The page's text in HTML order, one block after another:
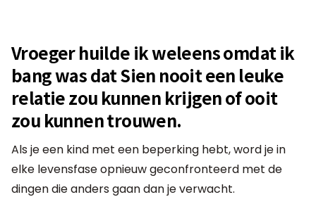
Vroeger huilde ik weleens omdat ik
bang was dat Sien nooit een leuke
relatie zou kunnen krijgen of ooit
zou kunnen trouwen.
Als je een kind met een beperking hebt, word je in
elke levensfase opnieuw geconfronteerd met de
dingen die anders gaan dan je verwacht.